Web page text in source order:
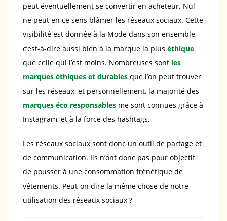
peut éventuellement se convertir en acheteur. Nul
ne peut en ce sens blâmer les réseaux sociaux. Cette
visibilité est donnée à la Mode dans son ensemble,
c’est-à-dire aussi bien à la marque la plus éthique
que celle qui l’est moins. Nombreuses sont les
marques éthiques et durables que l’on peut trouver
sur les réseaux, et personnellement, la majorité des
marques éco responsables me sont connues grâce à
Instagram, et à la force des hashtags.
Les réseaux sociaux sont donc un outil de partage et
de communication. Ils n’ont donc pas pour objectif
de pousser à une consommation frénétique de
vêtements. Peut-on dire la même chose de notre
utilisation des réseaux sociaux ?